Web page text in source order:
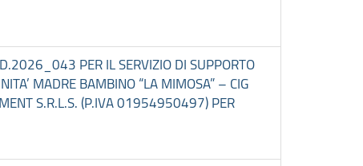
PER IL SERVIZIO DI SUPPORTO
MADRE BAMBINO “LA MIMOSA” – CIG
S.R.L.S. (P.IVA 01954950497) PER